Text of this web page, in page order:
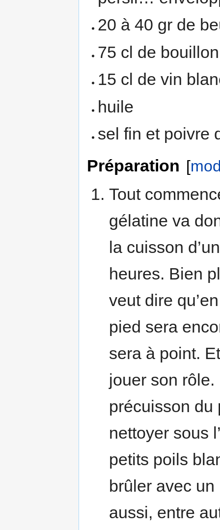
20 à 40 gr de
75 cl de
15 cl de vin
huile
sel fin et poivre
Préparation [
Tout
gélatine va
la cuisson
heures. Bien
veut dire
pied sera
sera à point.
jouer son rôle.
précuisson du
nettoyer sous
petits poils
brûler avec
aussi, entre